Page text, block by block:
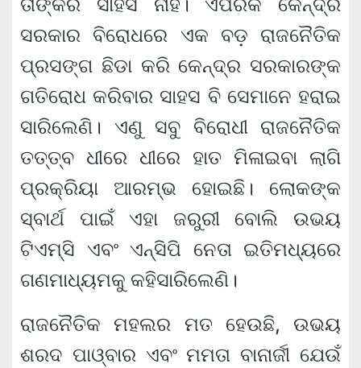
ସରକାର ବିରୋଧରେ ଏକ ବଡ଼ ରାଜନୈତିକ
ପ୍ରସଙ୍ଗ ଛିଡା କରି କେନ୍ଦ୍ର ସରକାରଙ୍କ
ଗତିରୋଧ କରିବାର ସାହସ ବି ସେମାନେ ହରାଇ
ସାରିଲେଣି। ଏଣୁ ସବୁ ବିରୋଧୀ ରାଜନୈତିକ
ତତ୍ତ୍ବ ଧୀରେ ଧୀରେ ହାତ ମିଳାଇବା ଲାଗି
ପ୍ରକ୍ରିୟା ଆରମ୍ଭ ହୋଇଛି। ଲୋକଙ୍କ
ସ୍ବାର୍ଥ ପାଇଁ ଏହା ଜରୁରୀ ବୋଲି ଉଭୟ
ଟିଏମ୍‌ସି ଏବଂ ଏନ୍‌ସିପି ନେତା ଇତିମଧ୍ୟରେ
ଗଣମାଧ୍ୟମକୁ କହିସାରିଲେଣି।
ରାଜନୈତିକ ମହଲର ମତ ହେଉଛି, ଉଭୟ
ଶରଦ ପାଓ୍ବାର ଏବଂ ମମତା ବାନାର୍ଜୀ ଯେଉଁ